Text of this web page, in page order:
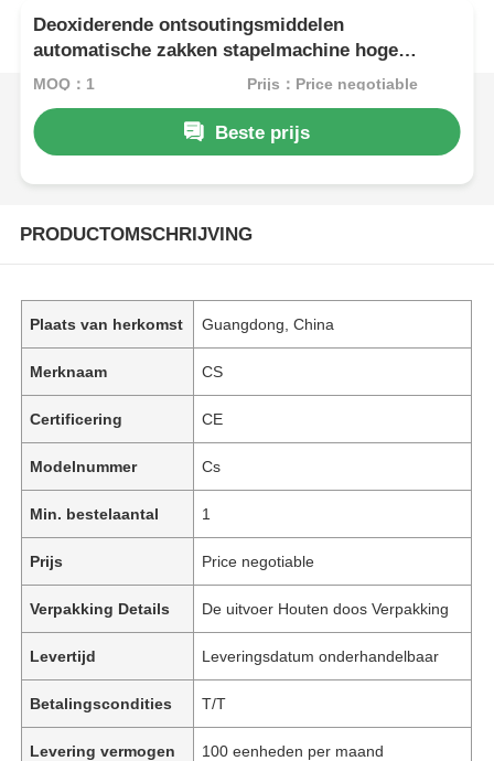
Deoxiderende ontsoutingsmiddelen
automatische zakken stapelmachine hoge
efficiëntie kosten te verminderen
MOQ：1 Prijs：Price negotiable
Beste prijs
PRODUCTOMSCHRIJVING
Plaats van herkomst Guangdong, China
Merknaam CS
Certificering CE
Modelnummer Cs
Min. bestelaantal 1
Prijs Price negotiable
Verpakking Details De uitvoer Houten doos Verpakking
Levertijd Leveringsdatum onderhandelbaar
Betalingscondities T/T
Levering vermogen 100 eenheden per maand